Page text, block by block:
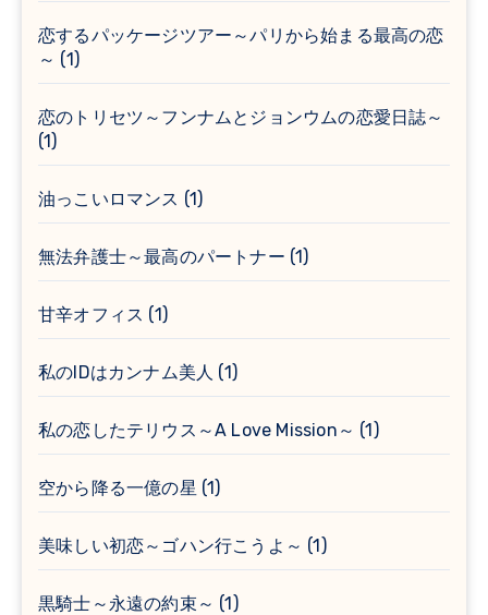
恋するパッケージツアー～パリから始まる最高の恋
～ (1)
恋のトリセツ～フンナムとジョンウムの恋愛日誌～
(1)
油っこいロマンス (1)
無法弁護士～最高のパートナー (1)
甘辛オフィス (1)
私のIDはカンナム美人 (1)
私の恋したテリウス～A Love Mission～ (1)
空から降る一億の星 (1)
美味しい初恋～ゴハン行こうよ～ (1)
黒騎士～永遠の約束～ (1)